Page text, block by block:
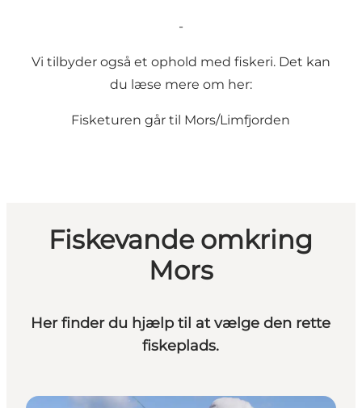
-
Vi tilbyder også et ophold med fiskeri. Det kan
du læse mere om her:
Fisketuren går til Mors/Limfjorden
Fiskevande omkring
Mors
Her finder du hjælp til at vælge den rette
fiskeplads.